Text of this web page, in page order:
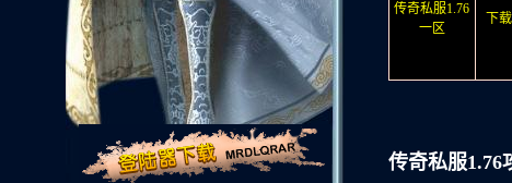
传奇私服1.76
一区
下
传奇私服1.76